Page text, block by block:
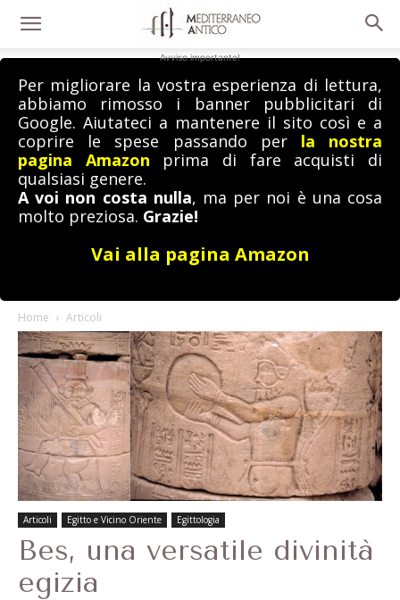
Avviso importante!
Per migliorare la vostra esperienza di lettura,
abbiamo rimosso i banner pubblicitari di
Google. Aiutateci a mantenere il sito così e a
coprire le spese passando per la nostra
pagina Amazon prima di fare acquisti di
qualsiasi genere.
A voi non costa nulla, ma per noi è una cosa
molto preziosa. Grazie!
Vai alla pagina Amazon
Home Articoli
Articoli Egitto e Vicino Oriente Egittologia
Bes, una versatile divinità
egizia